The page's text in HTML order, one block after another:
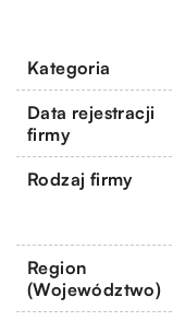
Kategoria
Data rejestracji
firmy
Rodzaj firmy
Region
(Województwo)